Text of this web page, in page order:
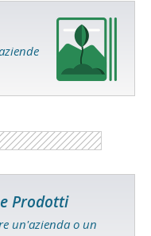
Prodotti
un'azienda o un